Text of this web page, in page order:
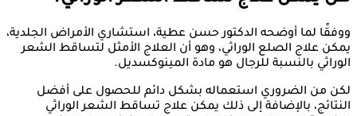
ووفقًا لما أوضحه الدكتور حسن عطية، استشاري الأمراض الجلدية،
يمكن علاج الصلع الوراثي، وهو أن العلاج الأمثل لتساقط الشعر
الوراثي بالنسبة للرجال هو مادة المينوكسديل.
لكن من الضروري استعماله بشكل دائم للحصول على أفضل
النتائج، بالإضافة إلى ذلك يمكن علاج تساقط الشعر الوراثي